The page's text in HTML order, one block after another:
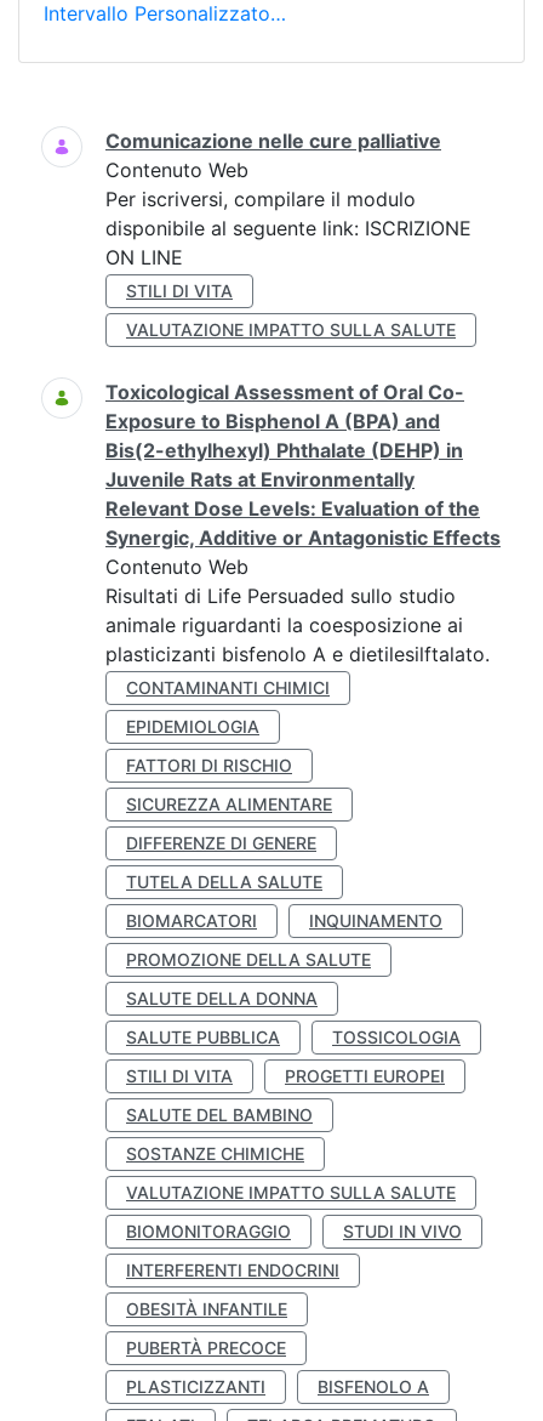
Intervallo Personalizzato…
Ricerca
Comunicazione nelle cure palliative
Contenuto Web
Per iscriversi, compilare il modulo
disponibile al seguente link: ISCRIZIONE
ON LINE
STILI DI VITA
VALUTAZIONE IMPATTO SULLA SALUTE
Toxicological Assessment of Oral Co-
Exposure to Bisphenol A (BPA) and
Bis(2-ethylhexyl) Phthalate (DEHP) in
Juvenile Rats at Environmentally
Relevant Dose Levels: Evaluation of the
Synergic, Additive or Antagonistic Effects
Contenuto Web
Risultati di Life Persuaded sullo studio
animale riguardanti la coesposizione ai
plasticizanti bisfenolo A e dietilesilftalato.
CONTAMINANTI CHIMICI
EPIDEMIOLOGIA
FATTORI DI RISCHIO
SICUREZZA ALIMENTARE
DIFFERENZE DI GENERE
TUTELA DELLA SALUTE
BIOMARCATORI
INQUINAMENTO
PROMOZIONE DELLA SALUTE
SALUTE DELLA DONNA
SALUTE PUBBLICA
TOSSICOLOGIA
STILI DI VITA
PROGETTI EUROPEI
SALUTE DEL BAMBINO
SOSTANZE CHIMICHE
VALUTAZIONE IMPATTO SULLA SALUTE
BIOMONITORAGGIO
STUDI IN VIVO
INTERFERENTI ENDOCRINI
OBESITÀ INFANTILE
PUBERTÀ PRECOCE
PLASTICIZZANTI
BISFENOLO A